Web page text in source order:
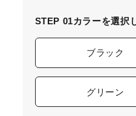
STEP 01カラーを選択
ブラック
グリーン